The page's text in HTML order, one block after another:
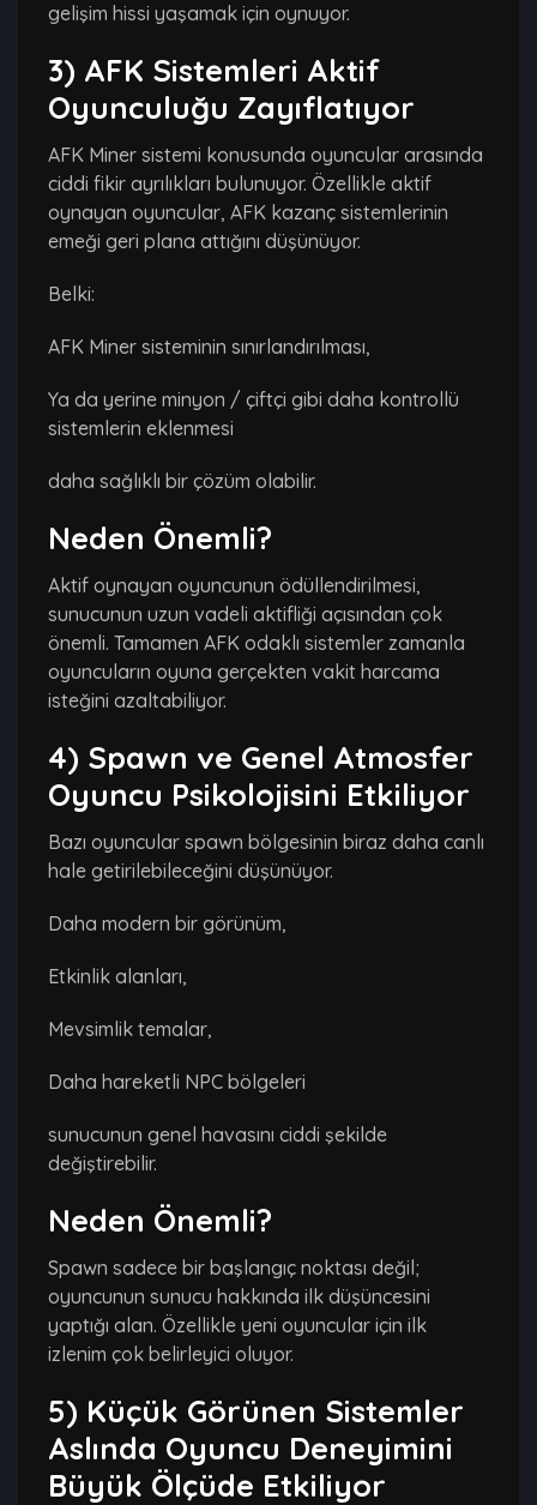
gelişim hissi yaşamak için oynuyor.
3) AFK Sistemleri Aktif
Oyunculuğu Zayıflatıyor
AFK Miner sistemi konusunda oyuncular arasında
ciddi fikir ayrılıkları bulunuyor. Özellikle aktif
oynayan oyuncular, AFK kazanç sistemlerinin
emeği geri plana attığını düşünüyor.
Belki:
AFK Miner sisteminin sınırlandırılması,
Ya da yerine minyon / çiftçi gibi daha kontrollü
sistemlerin eklenmesi
daha sağlıklı bir çözüm olabilir.
Neden Önemli?
Aktif oynayan oyuncunun ödüllendirilmesi,
sunucunun uzun vadeli aktifliği açısından çok
önemli. Tamamen AFK odaklı sistemler zamanla
oyuncuların oyuna gerçekten vakit harcama
isteğini azaltabiliyor.
4) Spawn ve Genel Atmosfer
Oyuncu Psikolojisini Etkiliyor
Bazı oyuncular spawn bölgesinin biraz daha canlı
hale getirilebileceğini düşünüyor.
Daha modern bir görünüm,
Etkinlik alanları,
Mevsimlik temalar,
Daha hareketli NPC bölgeleri
sunucunun genel havasını ciddi şekilde
değiştirebilir.
Neden Önemli?
Spawn sadece bir başlangıç noktası değil;
oyuncunun sunucu hakkında ilk düşüncesini
yaptığı alan. Özellikle yeni oyuncular için ilk
izlenim çok belirleyici oluyor.
5) Küçük Görünen Sistemler
Aslında Oyuncu Deneyimini
Büyük Ölçüde Etkiliyor